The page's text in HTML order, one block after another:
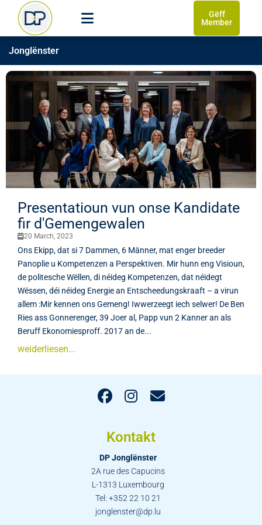
Gëff
Member
Jonglënster
Presentatioun vun onse Kandidate
fir d'Gemengewalen
20 March, 2023
Ons Ekipp, dat si 7 Dammen, 6 Männer, mat enger breeder
Panoplie u Kompetenzen a Perspektiven. Mir hunn eng Visioun,
de politesche Wëllen, di néideg Kompetenzen, dat néidegt
Wëssen, déi néideg Energie an Entscheedungskraaft – a virun
allem :Mir kennen ons Gemeng! Iwwerzeegt iech selwer! De Ben
Ries ass Gonnerenger, 39 Joer al, Papp vun 2 Kanner an als
Beruff Ekonomiesproff. 2017 an de...
weiderliesen...
Kontakt
DP Jonglënster
2A rue des Capucins
L-1313 Luxembourg
Tel: +352 22 10 21
jonglenster@dp.lu